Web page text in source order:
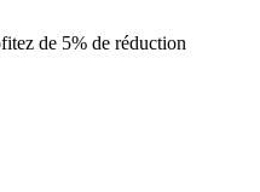
de 5% de réduction